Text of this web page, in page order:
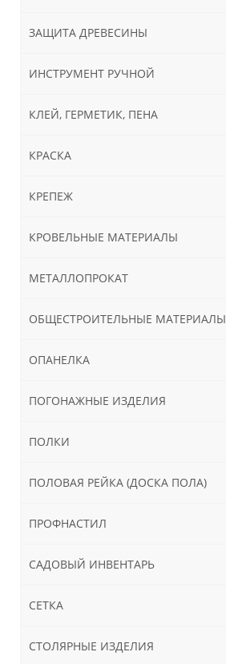
ЗАЩИТА ДРЕВЕСИНЫ
ИНСТРУМЕНТ РУЧНОЙ
КЛЕЙ, ГЕРМЕТИК, ПЕНА
КРАСКА
КРЕПЕЖ
КРОВЕЛЬНЫЕ МАТЕРИАЛЫ
МЕТАЛЛОПРОКАТ
ОБЩЕСТРОИТЕЛЬНЫЕ МАТЕРИАЛЫ
ОПАНЕЛКА
ПОГОНАЖНЫЕ ИЗДЕЛИЯ
ПОЛКИ
ПОЛОВАЯ РЕЙКА (ДОСКА ПОЛА)
ПРОФНАСТИЛ
САДОВЫЙ ИНВЕНТАРЬ
СЕТКА
СТОЛЯРНЫЕ ИЗДЕЛИЯ